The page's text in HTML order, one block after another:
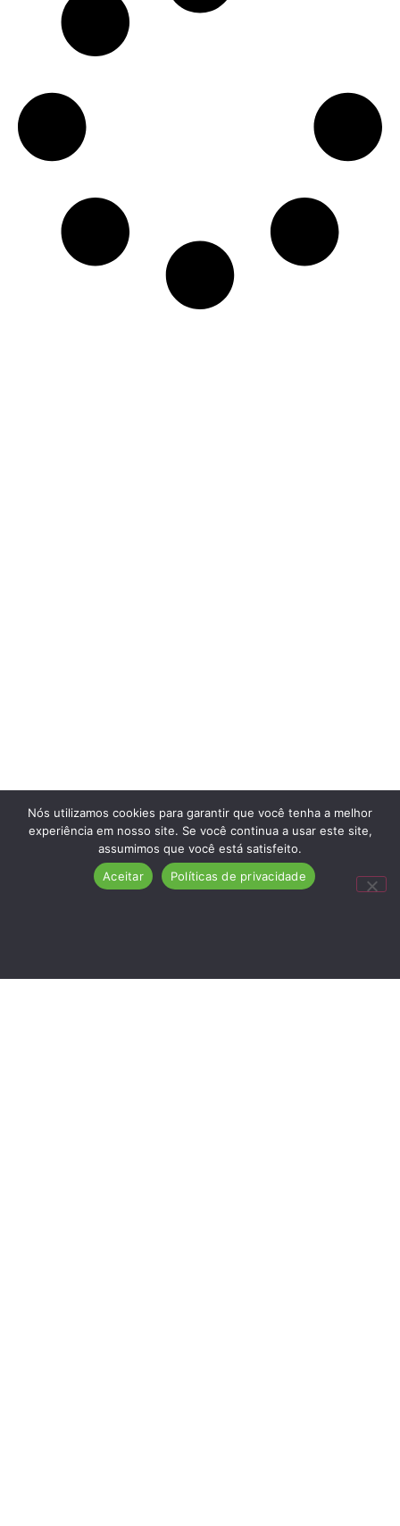
Nós utilizamos cookies para garantir que você tenha a melhor
experiência em nosso site. Se você continua a usar este site,
assumimos que você está satisfeito.
Aceitar
Políticas de privacidade